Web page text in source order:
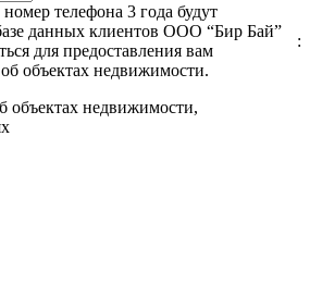
телефона 3 года будут
данных клиентов ООО “Бир Бай”
для предоставления вам
объектах недвижимости.
:
объектах недвижимости,